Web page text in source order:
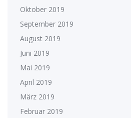
Oktober 2019
September 2019
August 2019
Juni 2019
Mai 2019
April 2019
März 2019
Februar 2019